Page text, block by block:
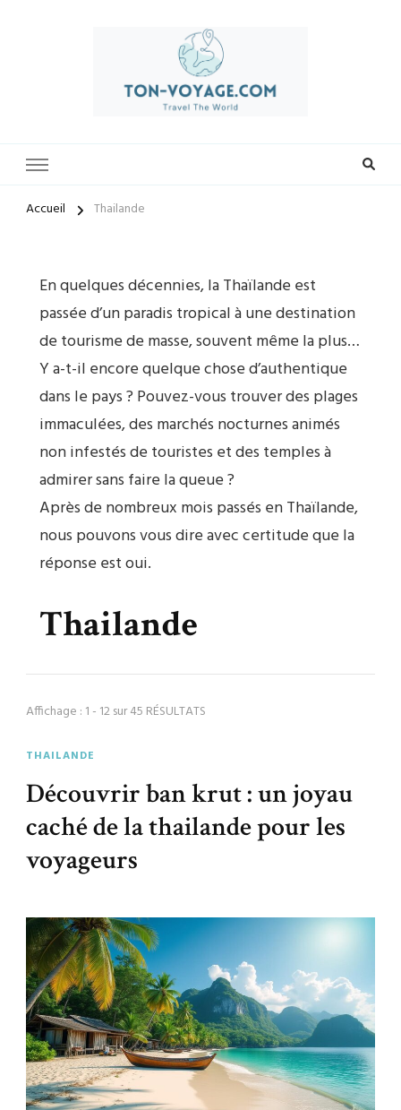
meilleures offres et créez des souvenirs inoubliables. Explorez le
Accueil Thailande
En quelques décennies, la Thaïlande est
passée d’un paradis tropical à une destination
de tourisme de masse, souvent même la plus…
Y a-t-il encore quelque chose d’authentique
dans le pays ? Pouvez-vous trouver des plages
immaculées, des marchés nocturnes animés
non infestés de touristes et des temples à
admirer sans faire la queue ?
Après de nombreux mois passés en Thaïlande,
nous pouvons vous dire avec certitude que la
réponse est oui.
Thailande
Affichage : 1 - 12 sur 45 RÉSULTATS
THAILANDE
Découvrir ban krut : un joyau
caché de la thailande pour les
voyageurs